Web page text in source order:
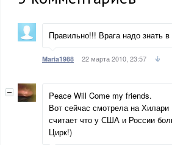
Правильно!!! Врага надо знать
Maria1988 22 марта 2010, 23:57
Peace Will Come my friends.
Вот сейчас смотрела на Хилари
считает что у США и России
Цирк!)